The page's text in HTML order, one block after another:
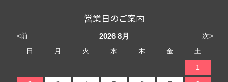
営業日のご案内
<前 次>
2026 8月
日 月 火 水 木 金 土
1